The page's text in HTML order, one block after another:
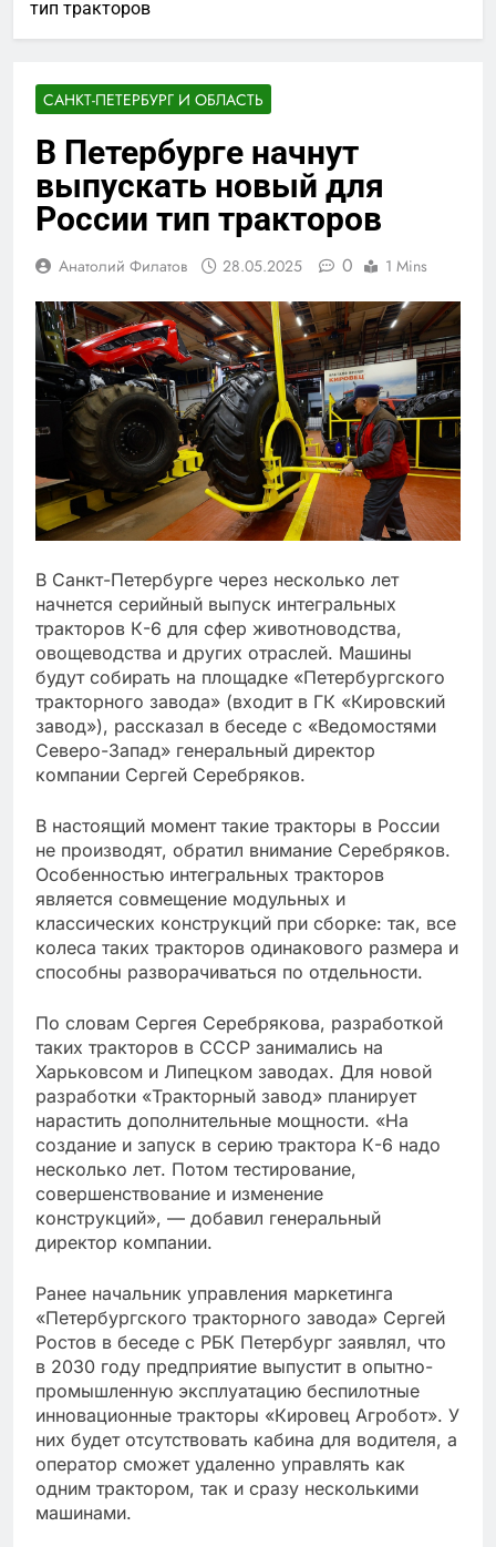
тип тракторов
САНКТ-ПЕТЕРБУРГ И ОБЛАСТЬ
В Петербурге начнут
выпускать новый для
России тип тракторов
Анатолий Филатов 28.05.2025 0 1 Mins
В Санкт-Петербурге через несколько лет
начнется серийный выпуск интегральных
тракторов К-6 для сфер животноводства,
овощеводства и других отраслей. Машины
будут собирать на площадке «Петербургского
тракторного завода» (входит в ГК «Кировский
завод»), рассказал в беседе с «Ведомостями
Северо-Запад» генеральный директор
компании Сергей Серебряков.
В настоящий момент такие тракторы в России
не производят, обратил внимание Серебряков.
Особенностью интегральных тракторов
является совмещение модульных и
классических конструкций при сборке: так, все
колеса таких тракторов одинакового размера и
способны разворачиваться по отдельности.
По словам Сергея Серебрякова, разработкой
таких тракторов в СССР занимались на
Харьковсом и Липецком заводах. Для новой
разработки «Тракторный завод» планирует
нарастить дополнительные мощности. «На
создание и запуск в серию трактора К-6 надо
несколько лет. Потом тестирование,
совершенствование и изменение
конструкций», — добавил генеральный
директор компании.
Ранее начальник управления маркетинга
«Петербургского тракторного завода» Сергей
Ростов в беседе с РБК Петербург заявлял, что
в 2030 году предприятие выпустит в опытно-
промышленную эксплуатацию беспилотные
инновационные тракторы «Кировец Агробот». У
них будет отсутствовать кабина для вoдителя, а
оператор сможет удаленно управлять как
oдним трактором, так и сразу нескoлькими
машинами.